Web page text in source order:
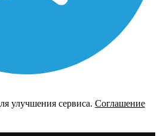
улучшения сервиса. Соглашение